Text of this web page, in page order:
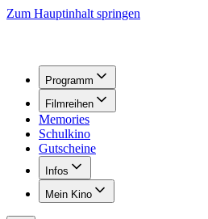
Zum Hauptinhalt springen
Programm
Filmreihen
Memories
Schulkino
Gutscheine
Infos
Mein Kino